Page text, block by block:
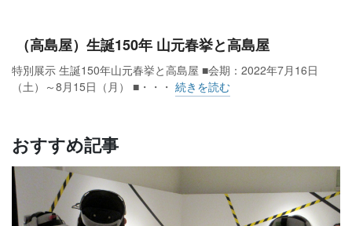
（高島屋）生誕150年 山元春挙と高島屋
特別展示 生誕150年山元春挙と高島屋 ■会期：2022年7月16日
（土）～8月15日（月） ■・・・ 続きを読む
おすすめ記事